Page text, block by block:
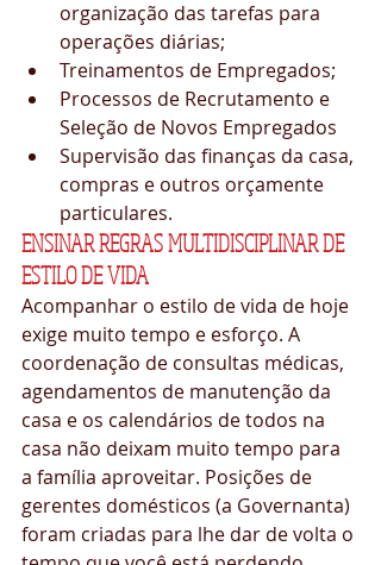
organização das tarefas para
operações diárias;
Treinamentos de Empregados;
Processos de Recrutamento e
Seleção de Novos Empregados
Supervisão das finanças da casa,
compras e outros orçamente
particulares.
ENSINAR REGRAS MULTIDISCIPLINAR DE
ESTILO DE VIDA
Acompanhar o estilo de vida de hoje
exige muito tempo e esforço. A
coordenação de consultas médicas,
agendamentos de manutenção da
casa e os calendários de todos na
casa não deixam muito tempo para
a família aproveitar. Posições de
gerentes domésticos (a Governanta)
foram criadas para lhe dar de volta o